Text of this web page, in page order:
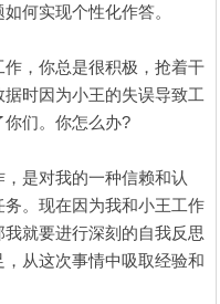
何实现个性化作答。
，你总是很积极，抢着干
时因为小王的失误导致工
们。你怎么办?
是对我的一种信赖和认
。现在因为我和小王工作
就要进行深刻的自我反思
从这次事情中吸取经验和